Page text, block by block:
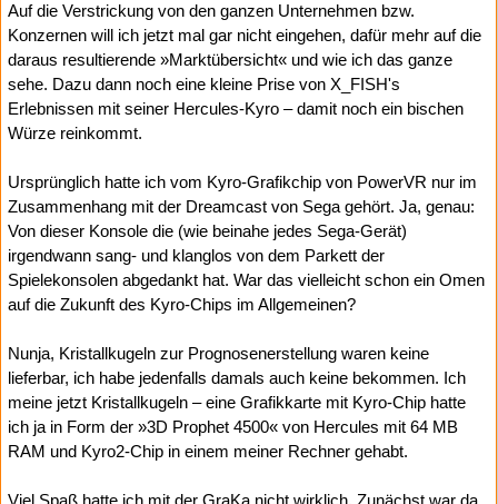
Auf die Verstrickung von den ganzen Unternehmen bzw.
Konzernen will ich jetzt mal gar nicht eingehen, dafür mehr auf die
daraus resultierende »Marktübersicht« und wie ich das ganze
sehe. Dazu dann noch eine kleine Prise von X_FISH's
Erlebnissen mit seiner Hercules-Kyro – damit noch ein bischen
Würze reinkommt.
Ursprünglich hatte ich vom Kyro-Grafikchip von PowerVR nur im
Zusammenhang mit der Dreamcast von Sega gehört. Ja, genau:
Von dieser Konsole die (wie beinahe jedes Sega-Gerät)
irgendwann sang- und klanglos von dem Parkett der
Spielekonsolen abgedankt hat. War das vielleicht schon ein Omen
auf die Zukunft des Kyro-Chips im Allgemeinen?
Nunja, Kristallkugeln zur Prognosenerstellung waren keine
lieferbar, ich habe jedenfalls damals auch keine bekommen. Ich
meine jetzt Kristallkugeln – eine Grafikkarte mit Kyro-Chip hatte
ich ja in Form der »3D Prophet 4500« von Hercules mit 64 MB
RAM und Kyro2-Chip in einem meiner Rechner gehabt.
Viel Spaß hatte ich mit der GraKa nicht wirklich. Zunächst war da